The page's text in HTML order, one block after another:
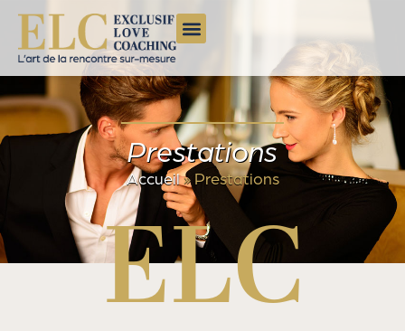
Prestations
Accueil» Prestations